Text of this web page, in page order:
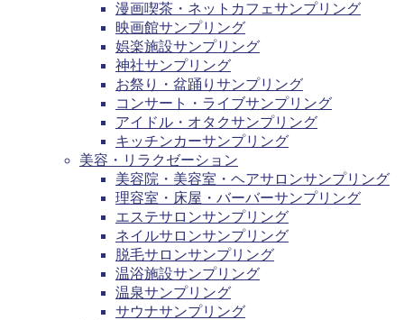
漫画喫茶・ネットカフェサンプリング
映画館サンプリング
娯楽施設サンプリング
神社サンプリング
お祭り・盆踊りサンプリング
コンサート・ライブサンプリング
アイドル・オタクサンプリング
キッチンカーサンプリング
美容・リラクゼーション
美容院・美容室・ヘアサロンサンプリング
理容室・床屋・バーバーサンプリング
エステサロンサンプリング
ネイルサロンサンプリング
脱毛サロンサンプリング
温浴施設サンプリング
温泉サンプリング
サウナサンプリング